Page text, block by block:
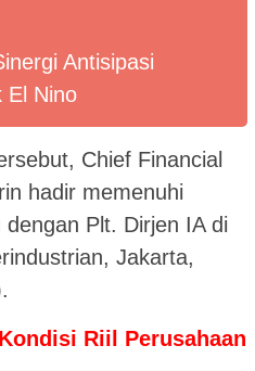
Antisipasi
El Nino
Chief Financial
hadir memenuhi
Plt. Dirjen IA di
Jakarta,
Riil Perusahaan